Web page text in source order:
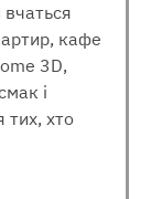
кафе
3D,
і
тих, хто